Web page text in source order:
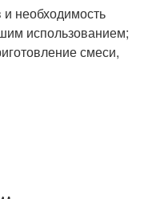
и необходимость
использованием;
смеси,